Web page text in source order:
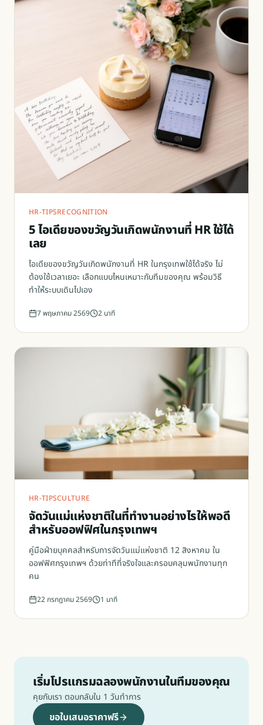
HR-TIPSRECOGNITION
5 ไอเดียของขวัญวันเกิดพนักงานที่ HR ใช้ได้
เลย
ไอเดียของขวัญวันเกิดพนักงานที่ HR ในกรุงเทพใช้ได้จริง ไม่
ต้องใช้เวลาเยอะ เลือกแบบไหนเหมาะกับทีมของคุณ พร้อมวิธี
ทำให้ระบบเดินไปเอง
7 พฤษภาคม 2569 2 นาที
HR-TIPSCULTURE
จัดวันแม่แห่งชาติในที่ทำงานอย่างไรให้พอดี
สำหรับออฟฟิศในกรุงเทพฯ
คู่มือฝ่ายบุคคลสำหรับการจัดวันแม่แห่งชาติ 12 สิงหาคม ใน
ออฟฟิศกรุงเทพฯ ด้วยท่าทีที่จริงใจและครอบคลุมพนักงานทุก
คน
22 กรกฎาคม 2569 1 นาที
เริ่มโปรแกรมฉลองพนักงานในทีมของคุณ
คุยกับเรา ตอบกลับใน 1 วันทำการ
ขอใบเสนอราคาฟรี